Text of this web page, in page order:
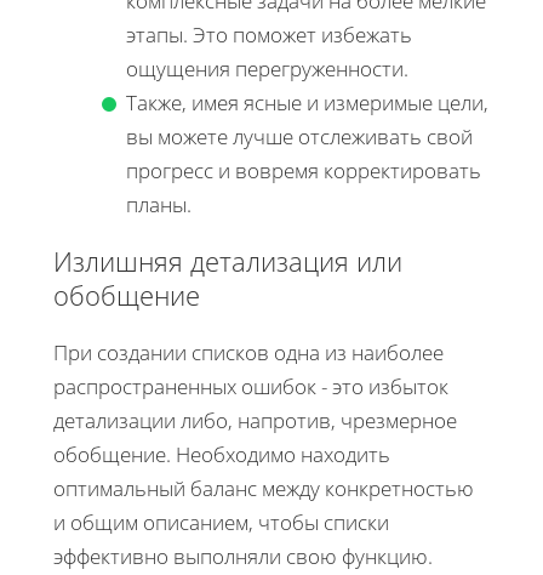
этапы. Это поможет избежать
ощущения перегруженности.
Также, имея ясные и измеримые цели,
вы можете лучше отслеживать свой
прогресс и вовремя корректировать
планы.
Излишняя детализация или
обобщение
При создании списков одна из наиболее
распространенных ошибок - это избыток
детализации либо, напротив, чрезмерное
обобщение. Необходимо находить
оптимальный баланс между конкретностью
и общим описанием, чтобы списки
эффективно выполняли свою функцию.